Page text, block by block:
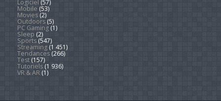
Logiciel (57)
Mobile (53)
Movies(2)
Outdoors(5)
PC Gaming(1)
Sleep (2)
Sports(547)
Streaming(1 451)
Tendances(266)
Test(157)
Tutoriels(1 936)
VR & AR(1)